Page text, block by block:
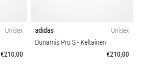
Unisex
€210,00
adidas
Unisex
Dunamis Pro S- Keltainen
€210,00